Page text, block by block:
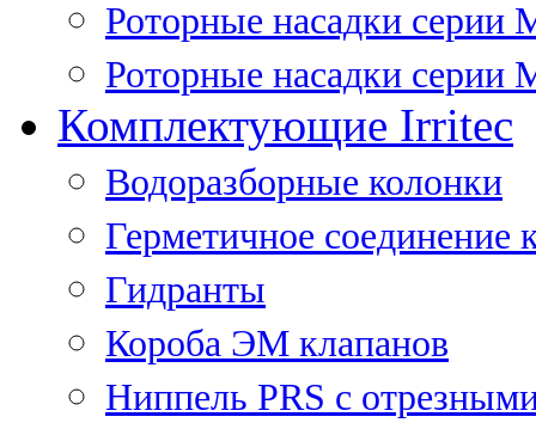
Роторные насадки серии
Роторные насадки серии
Комплектующие Irritec
Водоразборные колонки
Герметичное соединение
Гидранты
Короба ЭМ клапанов
Ниппель PRS с